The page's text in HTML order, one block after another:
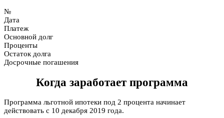
№
Дата
Платеж
Основной долг
Проценты
Остаток долга
Досрочные погашения
Когда заработает программа
Программа льготной ипотеки под 2 процента начинает
действовать с 10 декабря 2019 года.